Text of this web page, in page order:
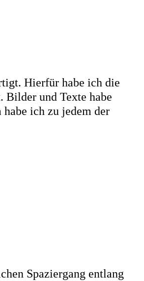
Hierfür habe ich die
Bilder und Texte habe
ich zu jedem der
Spaziergang entlang